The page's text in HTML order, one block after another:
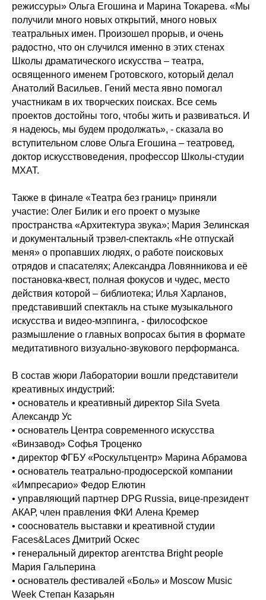
режиссуры» Ольга Егошина и Марина Токарева. «Мы
получили много новых открытий, много новых
театральных имен. Произошел прорыв, и очень
радостно, что он случился именно в этих стенах
Школы драматического искусства – театра,
освященного именем Гротовского, который делал
Анатолий Васильев. Гений места явно помогал
участникам в их творческих поисках. Все семь
проектов достойны того, чтобы жить и развиваться. И
я надеюсь, мы будем продолжать», - сказала во
вступительном слове Ольга Егошина – театровед,
доктор искусствоведения, профессор Школы-студии
МХАТ.
Также в финале «Театра без границ» приняли
участие: Олег Билик и его проект о музыке
пространства «Архитектура звука»; Мария Зелинская
и документальный трэвел-спектакль «Не отпускай
меня» о пропавших людях, о работе поисковых
отрядов и спасателях; Александра Ловянникова и её
постановка-квест, полная фокусов и чудес, место
действия которой – библиотека; Илья Харланов,
представивший спектакль на стыке музыкального
искусства и видео-мэппинга, - философское
размышление о главных вопросах бытия в формате
медитативного визуально-звукового перформанса.
В состав жюри Лаборатории вошли представители
креативных индустрий:
• основатель и креативный директор Sila Sveta
Александр Ус
• основатель Центра современного искусства
«Винзавод» Софья Троценко
• директор ФГБУ «Роскультцентр» Марина Абрамова
• основатель театрально-продюсерской компании
«Импресарио» Федор Елютин
• управляющий партнер DPG Russia, вице-президент
АКАР, член правления ФКИ Алена Кремер
• сооснователь выставки и креативной студии
Faces&Laces Дмитрий Оскес
• генеральный директор агентства Bright people
Мария Гальперина
• основатель фестивалей «Боль» и Moscow Music
Week Степан Казарьян